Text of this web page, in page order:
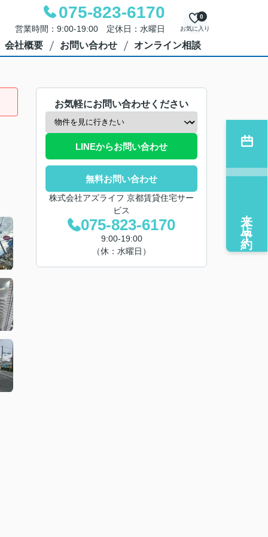
075-823-6170
営業時間：9:00-19:00 定休日：水曜日 お気に入り
0
会社概要 お問い合わせ オンライン相談
お気軽にお問い合わせください
LINEからお問い合わせ
無料お問い合わせ
株式会社アズライフ 京都賃貸住宅サー
ビス
075-823-6170
9:00-19:00
（休：水曜日）
来店予約